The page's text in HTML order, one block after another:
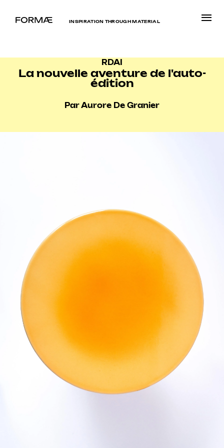
INSPIRATION THROUGH MATERIAL
RDAI
La nouvelle aventure de l'auto-
édition
Par Aurore De Granier